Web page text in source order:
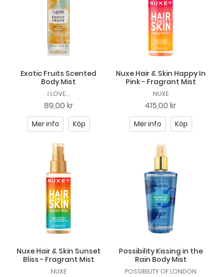
Exotic Fruits Scented
Body Mist
I LOVE...
89,00 kr
Mer info Köp
Nuxe Hair & Skin Happy In
Pink - Fragrant Mist
NUXE
415,00 kr
Mer info Köp
Nuxe Hair & Skin Sunset
Bliss - Fragrant Mist
NUXE
Possibility Kissing in the
Rain Body Mist
POSSIBILITY OF LONDON